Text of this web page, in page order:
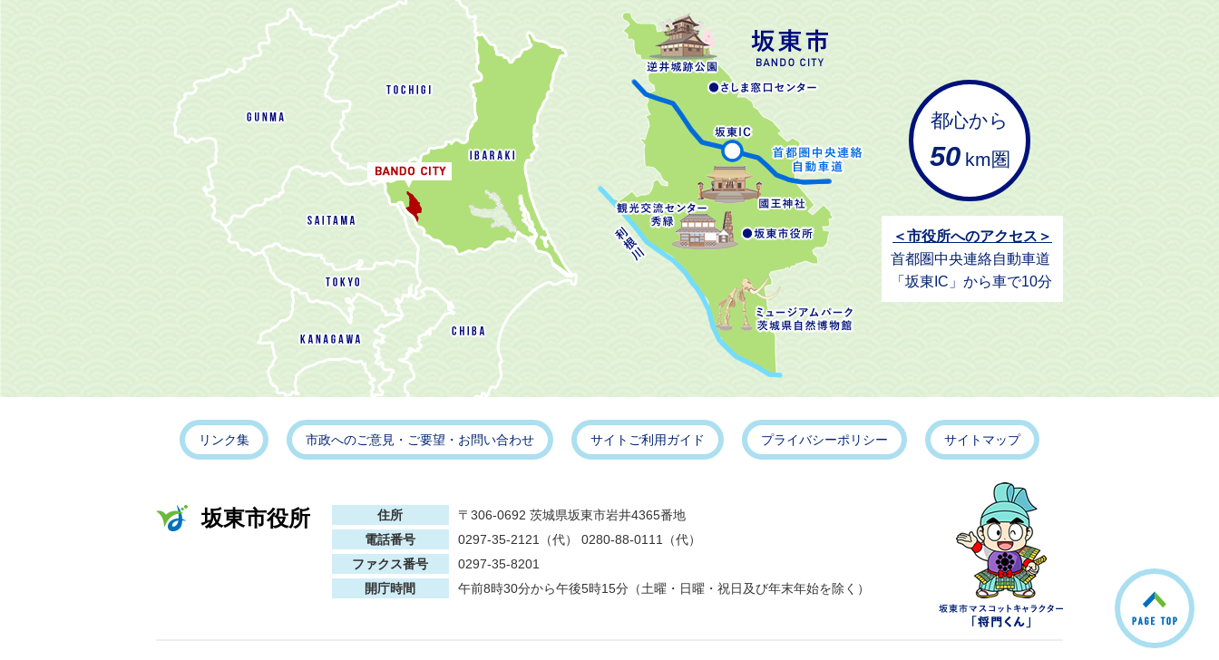
都心から
50 km圏
＜市役所へのアクセス＞
首都圏中央連絡自動車道
「坂東IC」から車で10分
リンク集 市政へのご意見・ご要望・お問い合わせ サイトご利用ガイド プライバシーポリシー サイトマップ
坂東市役所 住所
〒306-0692 茨城県坂東市岩井4365番地
電話番号
0297-35-2121（代） 0280-88-0111（代）
ファクス番号
0297-35-8201
開庁時間
午前8時30分から午後5時15分（土曜・日曜・祝日及び年末年始を除く）